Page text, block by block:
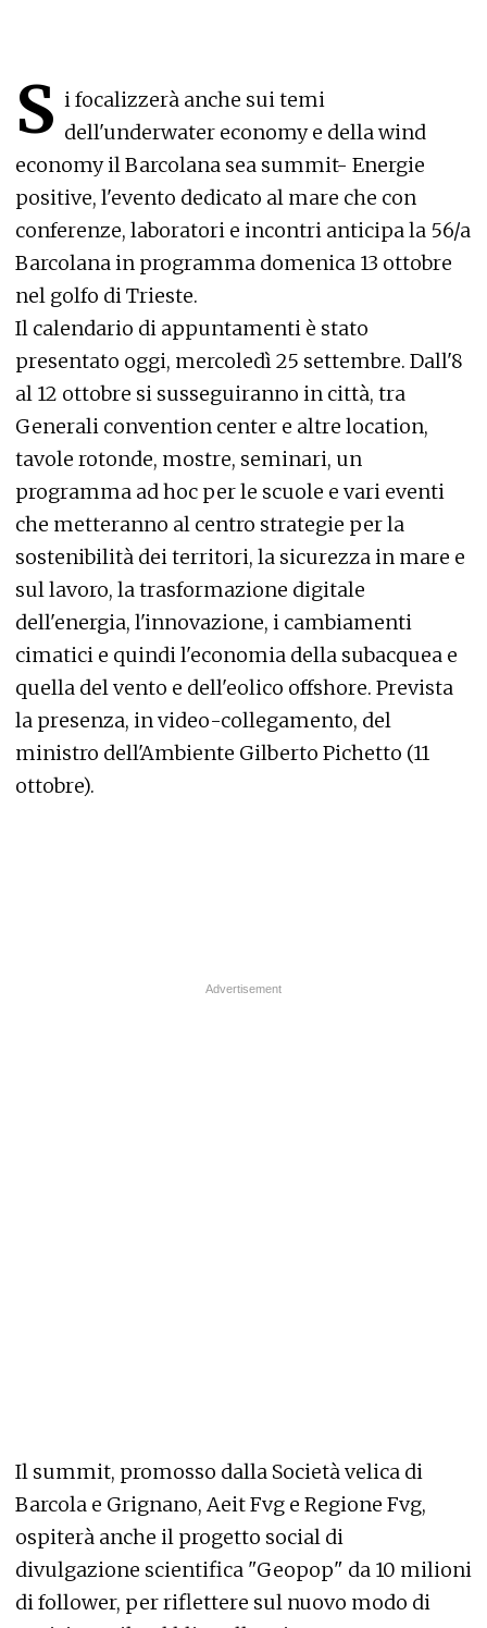
S i focalizzerà anche sui temi
dell'underwater economy e della wind
economy il Barcolana sea summit- Energie
positive, l'evento dedicato al mare che con
conferenze, laboratori e incontri anticipa la 56/a
Barcolana in programma domenica 13 ottobre
nel golfo di Trieste.
Il calendario di appuntamenti è stato
presentato oggi, mercoledì 25 settembre. Dall'8
al 12 ottobre si susseguiranno in città, tra
Generali convention center e altre location,
tavole rotonde, mostre, seminari, un
programma ad hoc per le scuole e vari eventi
che metteranno al centro strategie per la
sostenibilità dei territori, la sicurezza in mare e
sul lavoro, la trasformazione digitale
dell'energia, l'innovazione, i cambiamenti
cimatici e quindi l'economia della subacquea e
quella del vento e dell'eolico offshore. Prevista
la presenza, in video-collegamento, del
ministro dell'Ambiente Gilberto Pichetto (11
ottobre).
Il summit, promosso dalla Società velica di
Barcola e Grignano, Aeit Fvg e Regione Fvg,
ospiterà anche il progetto social di
divulgazione scientifica "Geopop" da 10 milioni
di follower, per riflettere sul nuovo modo di